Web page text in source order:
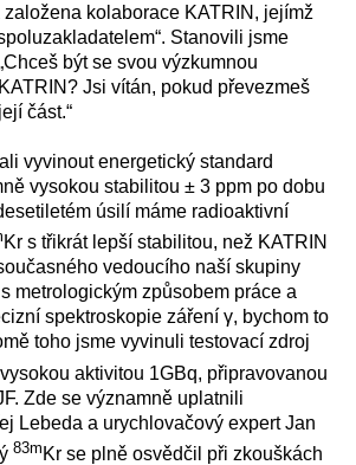
kolaborace KATRIN, jejímž
Stanovili jsme
být se svou výzkumnou
Jsi vítán, pokud převezmeš
část.“
vyvinout energetický standard
vysokou stabilitou ± 3 ppm po dobu
úsilí máme radioaktivní
Kr s třikrát lepší stabilitou, než KATRIN
vedoucího naší skupiny
metrologickým způsobem práce a
spektroskopie záření γ, bychom to
toho jsme vyvinuli testovací zdroj
aktivitou 1GBq, připravovanou
Zde se významně uplatnili
Lebeda a urychlovačový expert Jan
83m Kr se plně osvědčil při zkouškách